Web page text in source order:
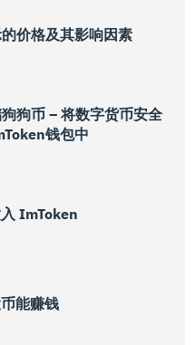
价格及其影响因素
狗币 – 将数字货币安全
钱包中
ImToken
能赚钱